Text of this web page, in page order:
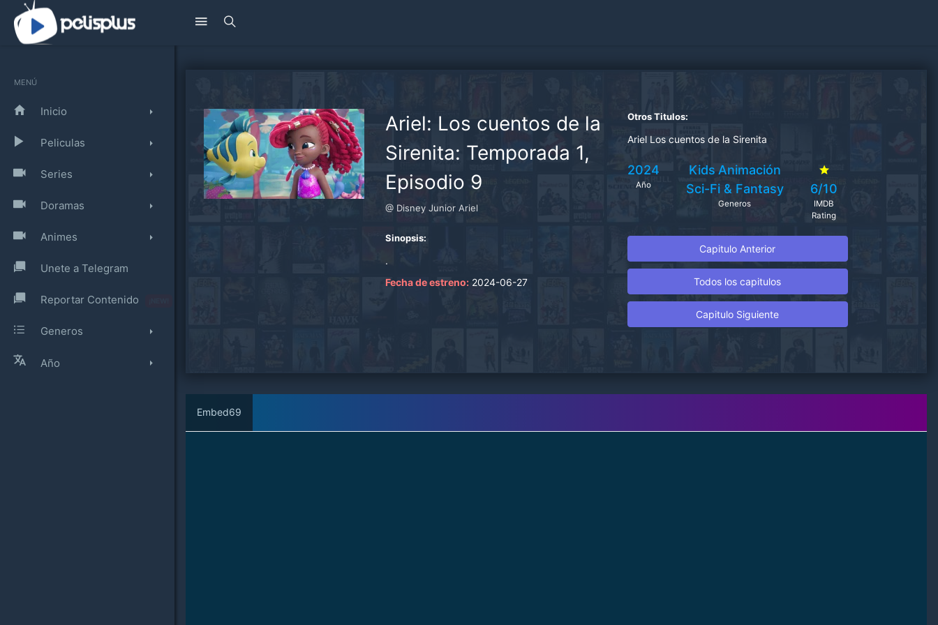
MENÚ
Inicio
Peliculas
Series
Doramas
Animes
Unete a Telegram
Reportar Contenido
Generos
Año
Ariel: Los cuentos de la
Sirenita: Temporada 1,
Episodio 9
@ Disney Junior Ariel
Sinopsis:
.
Fecha de estreno: 2024-06-27
Otros Titulos:
Ariel Los cuentos de la Sirenita
2024
Año
Kids Animación
Sci-Fi & Fantasy
Generos
6/10
IMDB
Rating
Capitulo Anterior
Todos los capitulos
Capitulo Siguiente
Embed69